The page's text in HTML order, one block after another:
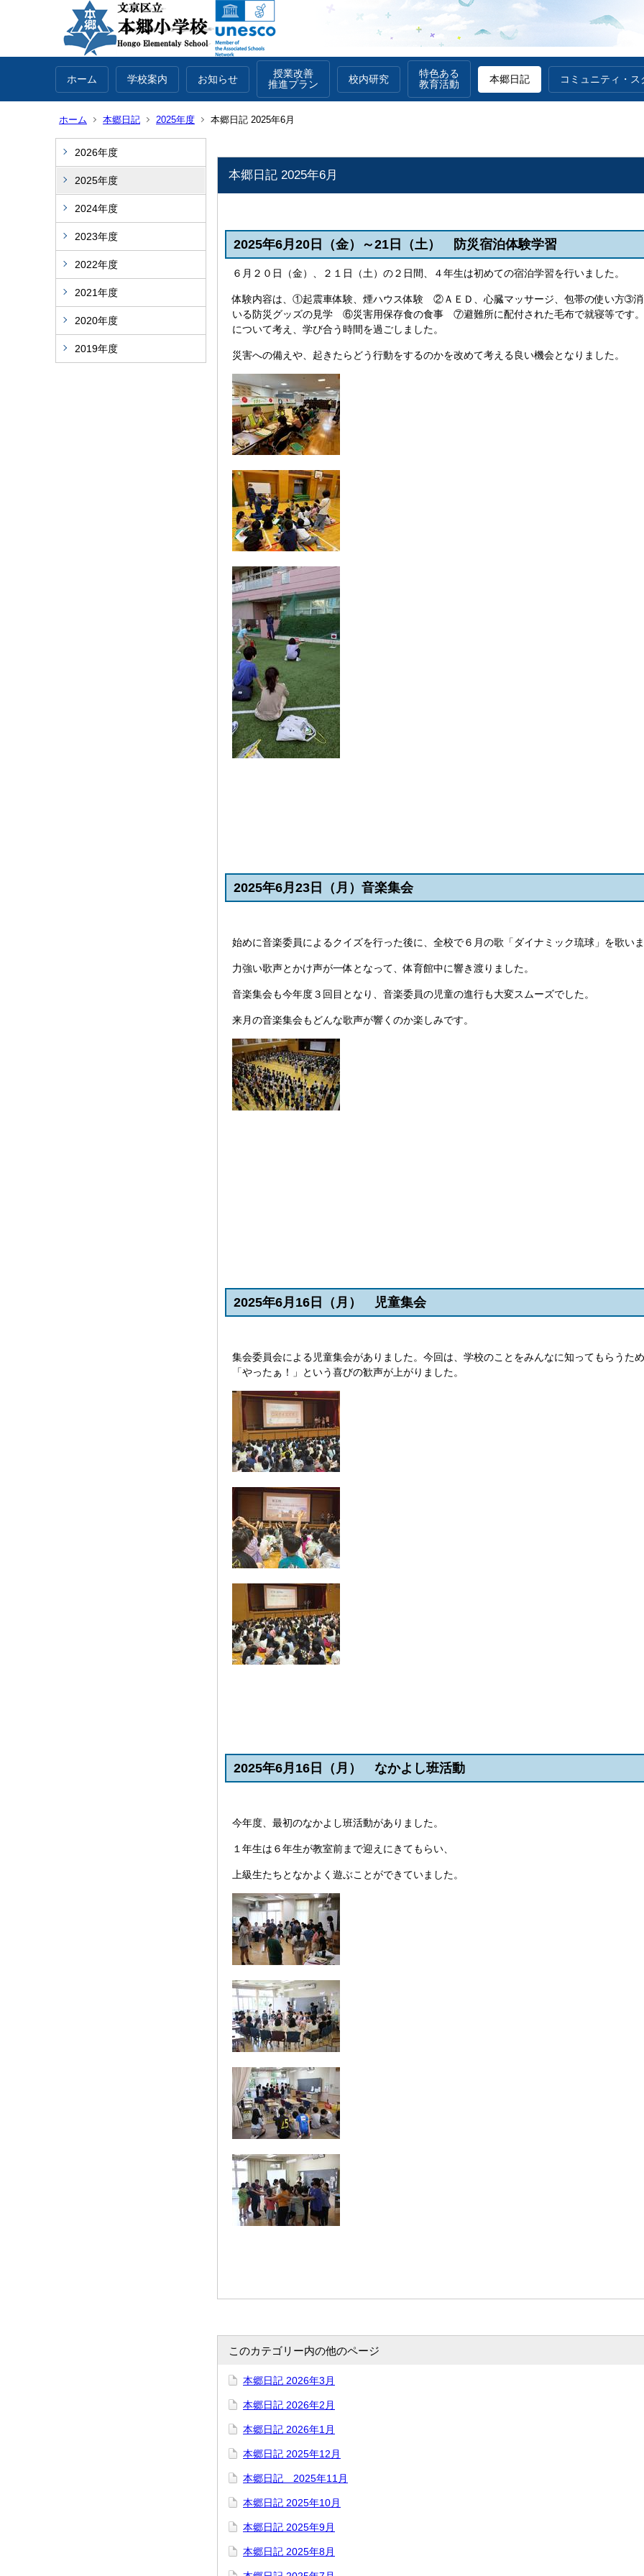
ホーム 学校案内 お知らせ
授業改善
推進プラン
校内研究
特色ある
教育活動
本郷日記 コミュニティ・ス
ホーム 本郷日記 2025年度 本郷日記 2025年6月
2026年度
2025年度
2024年度
2023年度
2022年度
2021年度
2020年度
2019年度
本郷日記 2025年6月
2025年6月20日（金）～21日（土） 防災宿泊体験学習
６月２０日（金）、２１日（土）の２日間、４年生は初めての宿泊学習を行いました。
体験内容は、①起震車体験、煙ハウス体験 ②ＡＥＤ、心臓マッサージ、包帯の使い方
いる防災グッズの見学 ⑥災害用保存食の食事 ⑦避難所に配付された毛布で就寝等です。
について考え、学び合う時間を過ごしました。
災害への備えや、起きたらどう行動をするのかを改めて考える良い機会となりました。
2025年6月23日（月）音楽集会
始めに音楽委員によるクイズを行った後に、全校で６月の歌「ダイナミック琉球」を歌い
力強い歌声とかけ声が一体となって、体育館中に響き渡りました。
音楽集会も今年度３回目となり、音楽委員の児童の進行も大変スムーズでした。
来月の音楽集会もどんな歌声が響くのか楽しみです。
2025年6月16日（月） 児童集会
集会委員会による児童集会がありました。今回は、学校のことをみんなに知ってもらうた
「やったぁ！」という喜びの歓声が上がりました。
2025年6月16日（月） なかよし班活動
今年度、最初のなかよし班活動がありました。
１年生は６年生が教室前まで迎えにきてもらい、
上級生たちとなかよく遊ぶことができていました。
このカテゴリー内の他のページ
本郷日記 2026年3月
本郷日記 2026年2月
本郷日記 2026年1月
本郷日記 2025年12月
本郷日記 2025年11月
本郷日記 2025年10月
本郷日記 2025年9月
本郷日記 2025年8月